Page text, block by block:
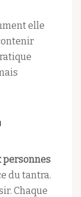
elle
personnes
du tantra.
Chaque